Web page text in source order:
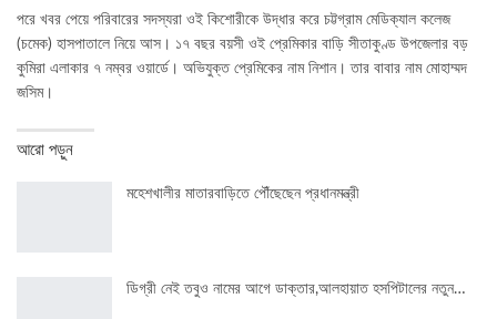
পরে খবর পেয়ে পরিবারের সদস্যরা ওই কিশোরীকে উদ্ধার করে চট্টগ্রাম মেডিক্যাল কলেজ
(চমেক) হাসপাতালে নিয়ে আস। ১৭ বছর বয়সী ওই প্রেমিকার বাড়ি সীতাকুণ্ড উপজেলার বড়
কুমিরা এলাকার ৭ নম্বর ওয়ার্ডে। অভিযুক্ত প্রেমিকের নাম নিশান। তার বাবার নাম মোহাম্মদ
জসিম।
আরো পড়ুন
মহেশখালীর মাতারবাড়িতে পৌঁছেছেন প্রধানমন্ত্রী
ডিগ্রী নেই তবুও নামের আগে ডাক্তার,আলহায়াত হসপিটালের নতুন…